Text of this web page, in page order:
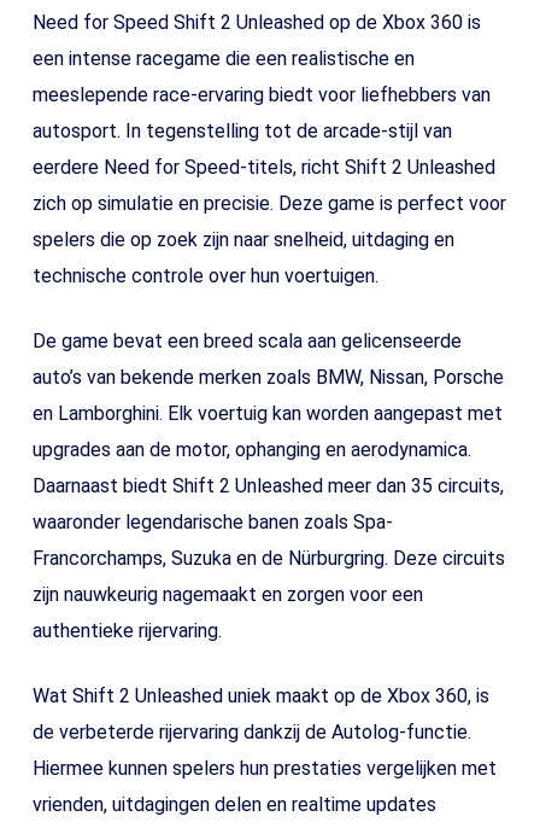
Need for Speed Shift 2 Unleashed op de Xbox 360 is
een intense racegame die een realistische en
meeslepende race-ervaring biedt voor liefhebbers van
autosport. In tegenstelling tot de arcade-stijl van
eerdere Need for Speed-titels, richt Shift 2 Unleashed
zich op simulatie en precisie. Deze game is perfect voor
spelers die op zoek zijn naar snelheid, uitdaging en
technische controle over hun voertuigen.
De game bevat een breed scala aan gelicenseerde
auto’s van bekende merken zoals BMW, Nissan, Porsche
en Lamborghini. Elk voertuig kan worden aangepast met
upgrades aan de motor, ophanging en aerodynamica.
Daarnaast biedt Shift 2 Unleashed meer dan 35 circuits,
waaronder legendarische banen zoals Spa-
Francorchamps, Suzuka en de Nürburgring. Deze circuits
zijn nauwkeurig nagemaakt en zorgen voor een
authentieke rijervaring.
Wat Shift 2 Unleashed uniek maakt op de Xbox 360, is
de verbeterde rijervaring dankzij de Autolog-functie.
Hiermee kunnen spelers hun prestaties vergelijken met
vrienden, uitdagingen delen en realtime updates